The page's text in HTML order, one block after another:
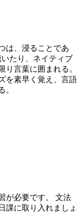
は、浸ることであ
たり、ネイティブ
り言葉に囲まれる。
を素早く覚え、言語
。
が必要です。 文法
課に取り入れましょ